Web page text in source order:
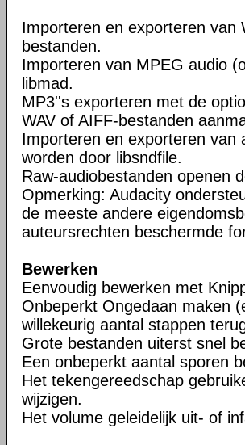
Importeren en exporteren van
bestanden.
Importeren van MPEG audio
libmad.
MP3''s exporteren met de
WAV of AIFF-bestanden
Importeren en exporteren van
worden door libsndfile.
Raw-audiobestanden openen
Opmerking: Audacity
de meeste andere
auteursrechten beschermde
Bewerken
Eenvoudig bewerken met
Onbeperkt Ongedaan maken
willekeurig aantal stappen
Grote bestanden uiterst snel
Een onbeperkt aantal sporen
Het tekengereedschap
wijzigen.
Het volume geleidelijk uit- of